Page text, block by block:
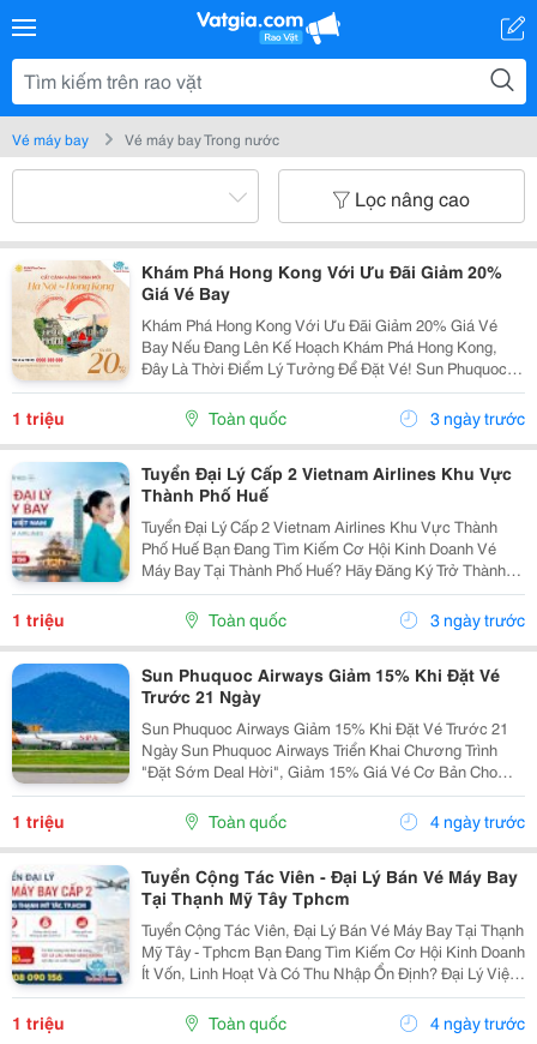
Vé máy bay Vé máy bay Trong nước
Lọc nâng cao
Khám Phá Hong Kong Với Ưu Đãi Giảm 20%
Giá Vé Bay
Khám Phá Hong Kong Với Ưu Đãi Giảm 20% Giá Vé
Bay Nếu Đang Lên Kế Hoạch Khám Phá Hong Kong,
Đây Là Thời Điểm Lý Tưởng Để Đặt Vé! Sun Phuquoc
Airways Triển Khai Chương Trình Ưu Đãi Giảm 20% Giá
Vé Cơ Bản Cho Đường Bay Thẳng Hà Nội &Ndash;...
1 triệu Toàn quốc 3 ngày trước
Tuyển Đại Lý Cấp 2 Vietnam Airlines Khu Vực
Thành Phố Huế
Tuyển Đại Lý Cấp 2 Vietnam Airlines Khu Vực Thành
Phố Huế Bạn Đang Tìm Kiếm Cơ Hội Kinh Doanh Vé
Máy Bay Tại Thành Phố Huế? Hãy Đăng Ký Trở Thành
Đại Lý Cấp 2 Vietnam Airlines Để Mở Rộng Nguồn Thu
Với Sự Đồng Hành Của Đại Lý Uy Tín. Khi Hợp...
1 triệu Toàn quốc 3 ngày trước
Sun Phuquoc Airways Giảm 15% Khi Đặt Vé
Trước 21 Ngày
Sun Phuquoc Airways Giảm 15% Khi Đặt Vé Trước 21
Ngày Sun Phuquoc Airways Triển Khai Chương Trình
"Đặt Sớm Deal Hời", Giảm 15% Giá Vé Cơ Bản Cho
Các Đường Bay Nội Địa Khi Hành Khách Đặt Vé Trước
Ít Nhất 21 Ngày. Ưu Đãi Áp Dụng Đến 10/08/2026,...
1 triệu Toàn quốc 4 ngày trước
Tuyển Cộng Tác Viên - Đại Lý Bán Vé Máy Bay
Tại Thạnh Mỹ Tây Tphcm
Tuyển Cộng Tác Viên, Đại Lý Bán Vé Máy Bay Tại Thạnh
Mỹ Tây - Tphcm Bạn Đang Tìm Kiếm Cơ Hội Kinh Doanh
Ít Vốn, Linh Hoạt Và Có Thu Nhập Ổn Định? Đại Lý Việt
Mỹ Tuyển Đại Lý Bán Vé Máy Bay Cấp 2 Tại Phường
Thạnh Mỹ Tây, Tp.hcm Với Chính Sách...
1 triệu Toàn quốc 4 ngày trước